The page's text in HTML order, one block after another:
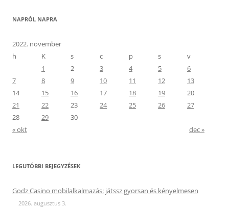
NAPRÓL NAPRA
2022. november
h
K s c p s
v
1
2 3 4 5
6
7
8 9 10 11 12
13
14
15 16 17 18 19
20
21
22 23 24 25 26
27
28
29
30
« okt
dec »
LEGUTÓBBI BEJEGYZÉSEK
Godz Casino mobilalkalmazás: játssz gyorsan és kényelmesen
2026. augusztus 3.